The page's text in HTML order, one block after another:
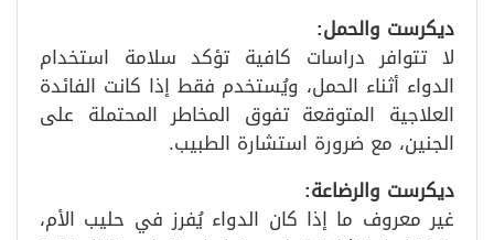
ديكرست والحمل:
لا تتوافر دراسات كافية تؤكد سلامة استخدام
الدواء أثناء الحمل، ويُستخدم فقط إذا كانت الفائدة
العلاجية المتوقعة تفوق المخاطر المحتملة على
الجنين، مع ضرورة استشارة الطبيب.
ديكرست والرضاعة:
غير معروف ما إذا كان الدواء يُفرز في حليب الأم،